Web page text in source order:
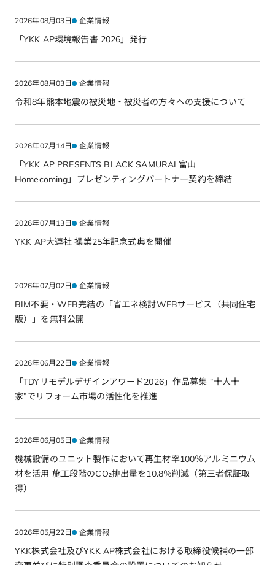
2026年08月03日 企業情報
「YKK AP環境報告書 2026」発行
2026年08月03日 企業情報
令和8年熊本地震の被災地・被災者の方々への支援について
2026年07月14日 企業情報
「YKK AP PRESENTS BLACK SAMURAI 富山
Homecoming」プレゼンティングパートナー契約を締結
2026年07月13日 企業情報
YKK AP大連社 操業25年記念式典を開催
2026年07月02日 企業情報
BIM不要・WEB完結の「省エネ検討WEBサービス（共同住宅
版）」を無料公開
2026年06月22日 企業情報
「TDYリモデルデザインアワード2026」作品募集 “十人十
家”でリフォーム市場の活性化を推進
2026年06月05日 企業情報
機械設備のユニット製作において再生材率100％アルミニウム
材を活用 施工段階のCO₂排出量を10.8％削減（第三者保証取
得）
2026年05月22日 企業情報
YKK株式会社及びYKK AP株式会社における取締役候補の一部